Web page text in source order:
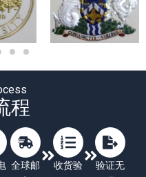
程
全球邮
收货验
验证无